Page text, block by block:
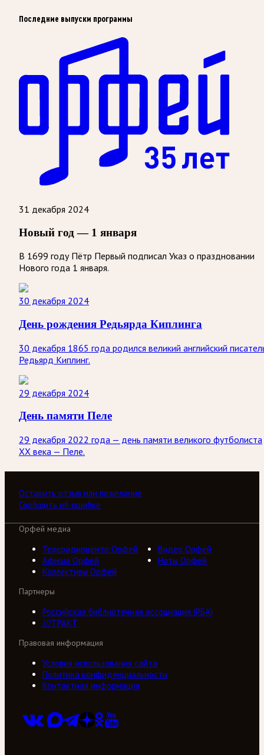
Последние выпуски программы
31 декабря 2024
Новый год — 1 января
В 1699 году Пётр Первый подписал Указ о праздновании
Нового года 1 января.
30 декабря 2024
День рождения Редьярда Киплинга
30 декабря 1865 года родился великий английский
Редьярд Киплинг.
29 декабря 2024
День памяти Пеле
29 декабря 2022 года — день памяти великого футболиста
ХХ века — Пеле.
Оставить отзыв или пожелание
Сообщить об ошибке
Орфей медиа
Телерадиоцентр Орфей
Видео Орфей
Афиша Орфей
Ноты Орфей
Коллективы Орфей
Партнеры
Российская библиотечная ассоциация (РБА)
///ТРАКТ
Правовая информация
Условия использования сайта
Политика конфиденциальности
Контактная информация